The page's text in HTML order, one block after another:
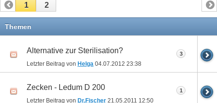
1 2
Themen
Alternative zur Sterilisation?
Letzter Beitrag von Helga 04.07.2012 23:38
3
Zecken - Ledum D 200
Letzter Beitrag von Dr.Fischer 21.05.2011 12:50
1